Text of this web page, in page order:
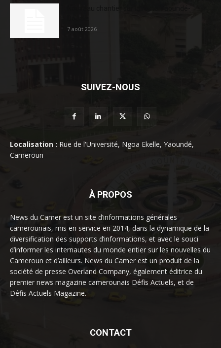
7 août 2026
SUIVEZ-NOUS
Localisation : Rue de l'Université, Ngoa Ekelle, Yaoundé,
Cameroun
À PROPOS
News du Camer est un site d’informations générales
camerounais, mis en service en 2014, dans la dynamique de la
diversification des supports d’informations, et avec le souci
d’informer les internautes du monde entier sur les nouvelles du
Cameroun et d’ailleurs. News du Camer est un produit de la
société de presse Overland Company, également éditrice du
premier news magazine camerounais Défis Actuels, et de
Défis Actuels Magazine.
CONTACT